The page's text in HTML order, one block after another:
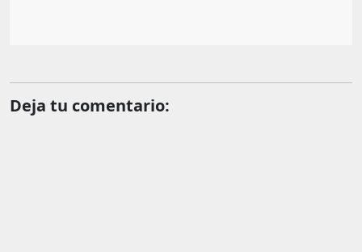
Deja tu comentario: